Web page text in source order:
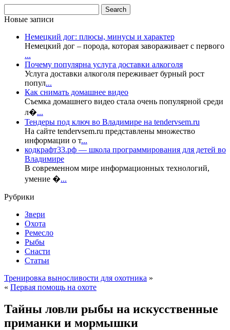
Новые записи
Немецкий дог: плюсы, минусы и характер
Немецкий дог – порода, которая завораживает с первого
...
Почему популярна услуга доставки алкоголя
Услуга доставки алкоголя переживает бурный рост
попул...
Как снимать домашнее видео
Съемка домашнего видео стала очень популярной среди
л�...
Тендеры под ключ во Владимире на tendervsem.ru
На сайте tendervsem.ru представлены множество
информации о т...
кодкрафт33.рф — школа программирования для детей во
Владимире
В современном мире информационных технологий,
умение �...
Рубрики
Звери
Охота
Ремесло
Рыбы
Снасти
Статьи
Тренировка выносливости для охотника »
« Первая помощь на охоте
Тайны ловли рыбы на искусственные
приманки и мормышки